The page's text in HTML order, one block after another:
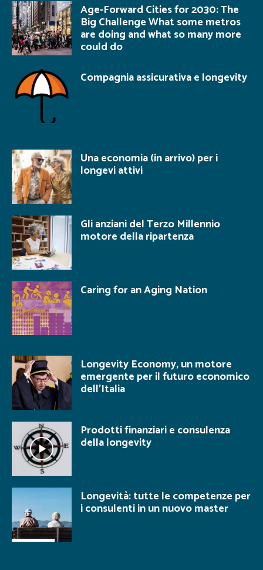
Age-Forward Cities for 2030: The
Big Challenge What some metros
are doing and what so many more
could do
Compagnia assicurativa e longevity
Una economia (in arrivo) per i
longevi attivi
Gli anziani del Terzo Millennio
motore della ripartenza
Caring for an Aging Nation
Longevity Economy, un motore
emergente per il futuro economico
dell’Italia
Prodotti finanziari e consulenza
della longevity
Longevità: tutte le competenze per
i consulenti in un nuovo master